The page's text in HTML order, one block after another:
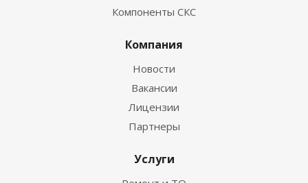
Компоненты СКС
Компания
Новости
Вакансии
Лицензии
Партнеры
Услуги